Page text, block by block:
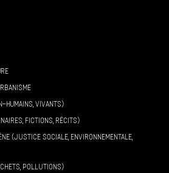
HUMAINS, VIVANTS)
FICTIONS, RÉCITS)
(JUSTICE SOCIALE, ENVIRONNEMENTALE,
POLLUTIONS)